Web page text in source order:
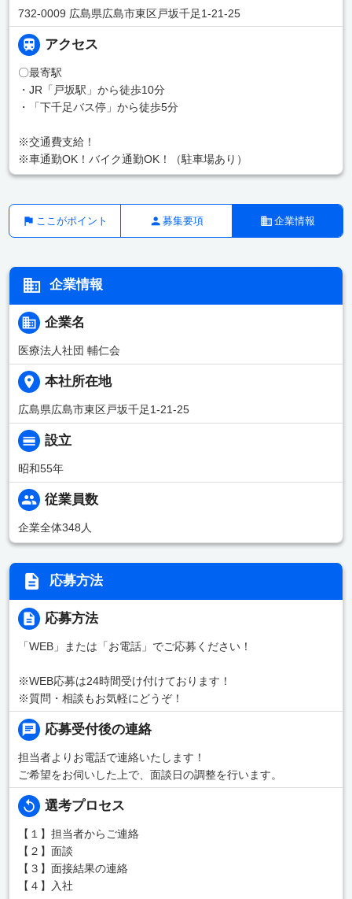
732-0009 広島県広島市東区戸坂千足1-21-25
アクセス
〇最寄駅
・JR「戸坂駅」から徒歩10分
・「下千足バス停」から徒歩5分
※交通費支給！
※車通勤OK！バイク通勤OK！（駐車場あり）
ここがポイント 募集要項 企業情報
企業情報
企業名
医療法人社団 輔仁会
本社所在地
広島県広島市東区戸坂千足1-21-25
設立
昭和55年
従業員数
企業全体348人
応募方法
応募方法
「WEB」または「お電話」でご応募ください！
※WEB応募は24時間受け付けております！
※質問・相談もお気軽にどうぞ！
応募受付後の連絡
担当者よりお電話で連絡いたします！
ご希望をお伺いした上で、面談日の調整を行います。
選考プロセス
【１】担当者からご連絡
【２】面談
【３】面接結果の連絡
【４】入社